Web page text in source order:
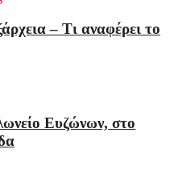
– Τι αναφέρει το
Ευζώνων, στο